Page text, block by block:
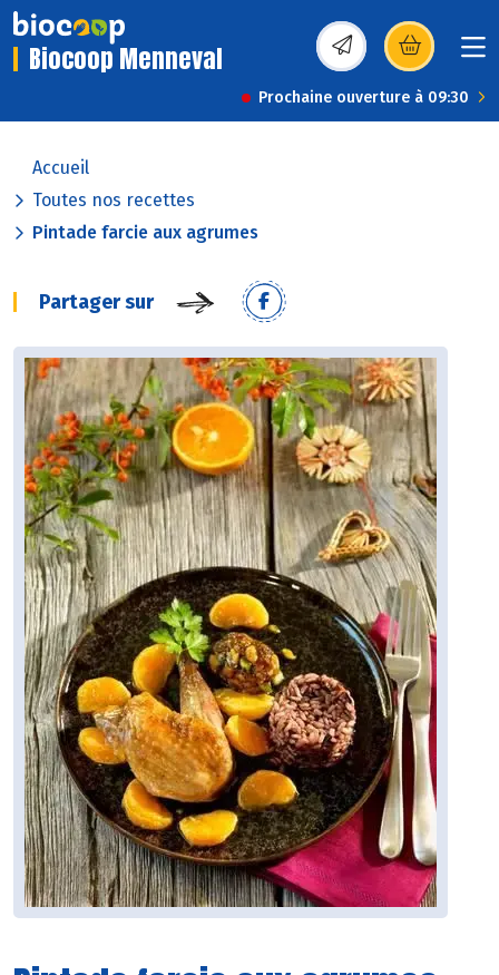
Biocoop Menneval (s’ouvre dans une
Prochaine ouverture à 09:30
Accueil
Toutes nos recettes
Pintade farcie aux agrumes
Partager sur